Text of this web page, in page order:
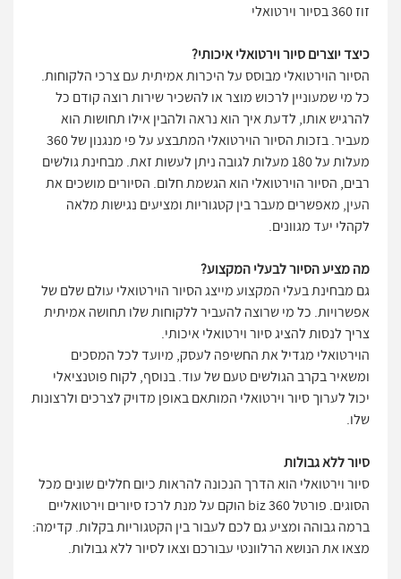
זוז 360 בסיור וירטואלי
כיצד יוצרים סיור וירטואלי איכותי?
הסיור הוירטואלי מבוסס על היכרות אמיתית עם צרכי הלקוחות.
כל מי שמעוניין לרכוש מוצר או להשכיר שירות רוצה קודם כל
להרגיש אותו, לדעת איך הוא נראה ולהבין אילו תחושות הוא
מעביר. בזכות הסיור הוירטואלי המתבצע על פי מנגנון של 360
מעלות על 180 מעלות לגובה ניתן לעשות זאת. מבחינת גולשים
רבים, הסיור הוירטואלי הוא הגשמת חלום. הסיורים מושכים את
העין, מאפשרים מעבר בין קטגוריות ומציעים נגישות מלאה
לקהלי יעד מגוונים.
מה מציע הסיור לבעלי המקצוע?
גם מבחינת בעלי המקצוע מייצג הסיור הוירטואלי עולם שלם של
אפשרויות. כל מי שרוצה להעביר ללקוחות שלו תחושה אמיתית
צריך לנסות להציג סיור וירטואלי איכותי.
הוירטואלי מגדיל את החשיפה לעסק, מיועד לכל המסכים
ומשאיר בקרב הגולשים טעם של עוד. בנוסף, לקוח פוטנציאלי
יכול לערוך סיור וירטואלי המותאם באופן מדויק לצרכים ולרצונות
שלו.
סיור ללא גבולות
סיור וירטואלי הוא הדרך הנכונה להראות כיום חללים שונים מכל
הסוגים. פורטל 360 biz הוקם על מנת לרכז סיורים וירטואליים
ברמה גבוהה ומציע גם לכם לעבור בין הקטגוריות בקלות. קדימה:
מצאו את הנושא הרלוונטי עבורכם וצאו לסיור ללא גבולות.